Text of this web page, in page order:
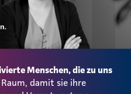
Menschen, die zu uns
damit sie ihre